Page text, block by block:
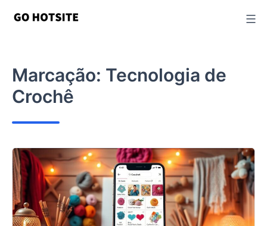
Marcação: Tecnologia de
Crochê